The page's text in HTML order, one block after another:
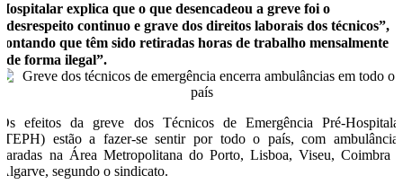
Hospitalar explica que o que desencadeou a greve foi o
“desrespeito continuo e grave dos direitos laborais dos técnicos”,
contando que têm sido retiradas horas de trabalho mensalmente
“de forma ilegal”.
Os efeitos da greve dos Técnicos de Emergência Pré-Hospitalar
(TEPH) estão a fazer-se sentir por todo o país, com ambulâncias
paradas na Área Metropolitana do Porto, Lisboa, Viseu, Coimbra e
Algarve, segundo o sindicato.